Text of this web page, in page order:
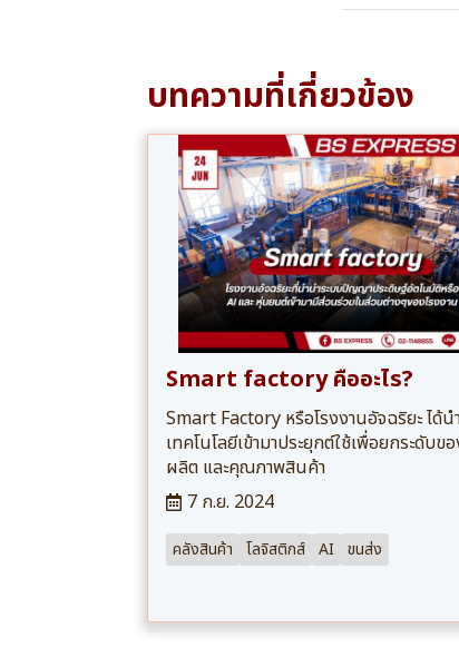
บทความที่เกี่ยวข้อง
Smart factory คืออะไร?
Smart Factory หรือโรงงานอัจฉริยะ ได้น
เทคโนโลยีเข้ามาประยุกต์ใช้เพื่อยกระดับข
ผลิต และคุณภาพสินค้า
7 ก.ย. 2024
คลังสินค้า โลจิสติกส์ AI ขนส่ง